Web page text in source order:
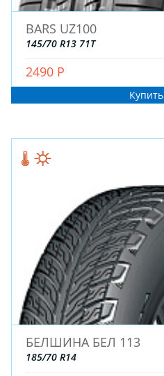
BARS UZ100
145/70 R13 71T
2490 Р
Купить
БЕЛШИНА БЕЛ 113
185/70 R14